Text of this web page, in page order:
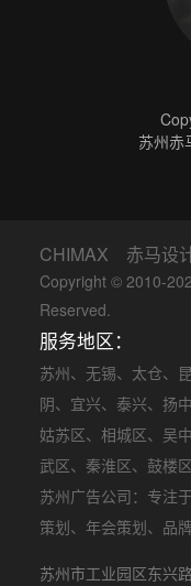
苏州赤
CHIMAX 赤马设
Copyright © 2010-
Reserved.
服务地区：
苏州、 无锡、 太仓、
阴、 宜兴、 泰兴、 扬中
姑苏区、 相城区、 吴
武区、 秦淮区、 鼓楼区
苏州广告公司：专注于
策划、 年会策划、品
苏州市工业园区东兴